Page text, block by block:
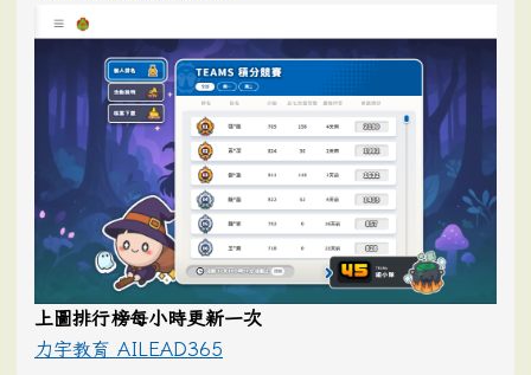
上圖排行榜每小時更新一次
力宇教育 AILEAD365